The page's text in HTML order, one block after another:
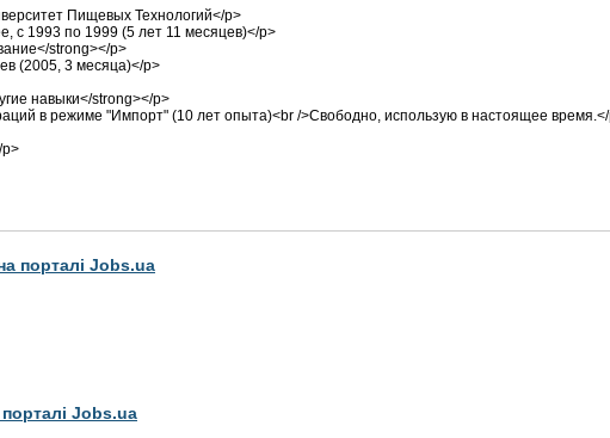
Пищевых Технологий</p>
с 1993 по 1999 (5 лет 11 месяцев)</p>
strong></p>
(2005, 3 месяца)</p>
навыки</strong></p>
в режиме "Импорт" (10 лет опыта)<br />Свободно, использую в настоящее
p>
порталі Jobs.ua
Jobs.ua